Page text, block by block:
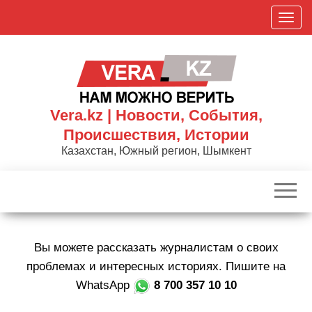
П
о
к
р
Vera.kz | Новости, События,
Происшествия, Истории
Казахстан, Южный регион, Шымкент
Вы можете рассказать журналистам о своих
проблемах и интересных историях. Пишите на
WhatsApp
8 700 357 10 10